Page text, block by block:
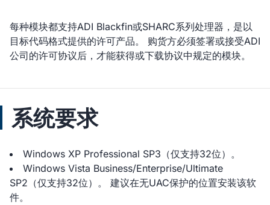
每种模块都支持ADI Blackfin或SHARC系列处理器，是以
目标代码格式提供的许可产品。 购货方必须签署或接受ADI
公司的许可协议后，才能获得或下载协议中规定的模块。
系统要求
Windows XP Professional SP3（仅支持32位）。
Windows Vista Business/Enterprise/Ultimate
SP2（仅支持32位）。 建议在无UAC保护的位置安装该软
件。